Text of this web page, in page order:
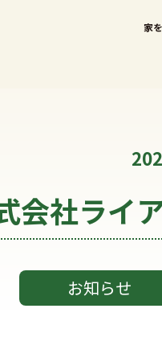
家
会社ライ
お知らせ